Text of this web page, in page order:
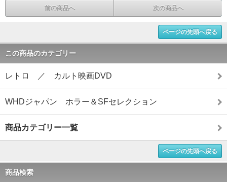
前の商品へ 次の商品へ
ページの先頭へ戻る
この商品のカテゴリー
レトロ ／ カルト映画DVD
WHDジャパン ホラー＆SFセレクション
商品カテゴリー一覧
ページの先頭へ戻る
商品検索